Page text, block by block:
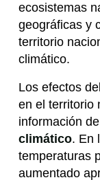
ecosistemas
geográficas y
territorio
climático.
Los efectos
en el territorio
información de
climático. En
temperaturas
aumentado